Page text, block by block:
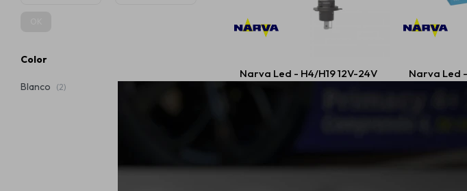
Narva Led - H4/H19 12V-24V
Narva Led
Color
Blanco (2)